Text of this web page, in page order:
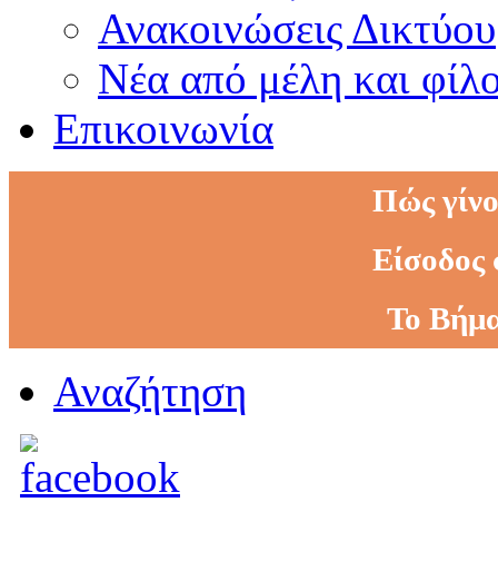
Ανακοινώσεις Δικτύου
Νέα από μέλη και
Επικοινωνία
Πώς
Είσοδος
Το
Αναζήτηση